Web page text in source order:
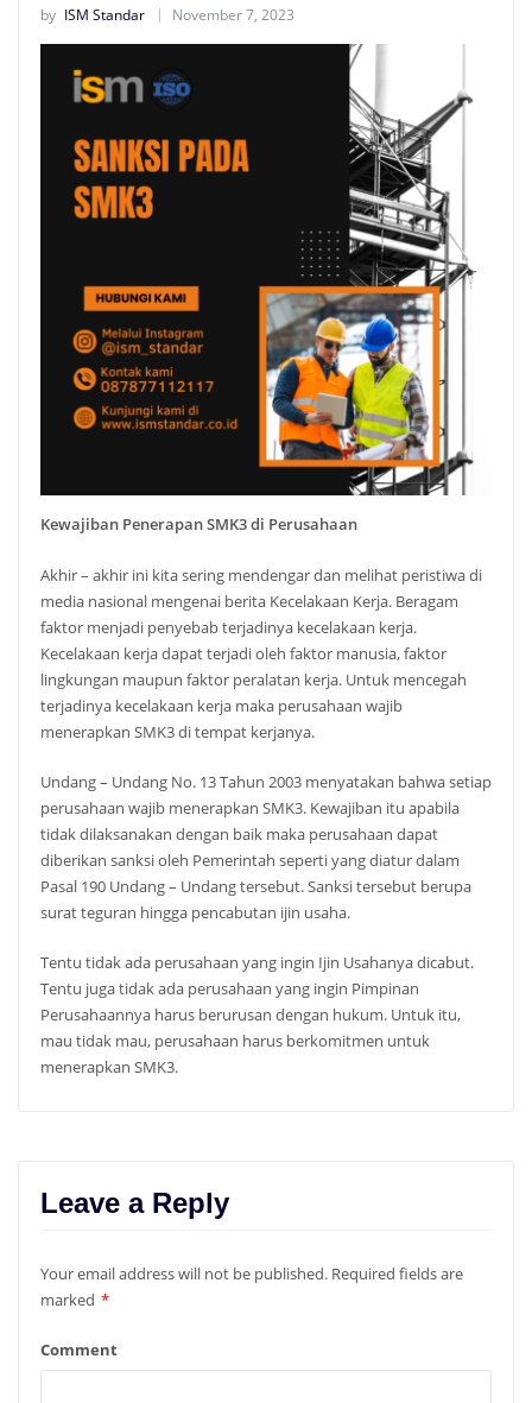
by ISM Standar November 7, 2023
Kewajiban Penerapan SMK3 di Perusahaan
Akhir – akhir ini kita sering mendengar dan melihat peristiwa di
media nasional mengenai berita Kecelakaan Kerja. Beragam
faktor menjadi penyebab terjadinya kecelakaan kerja.
Kecelakaan kerja dapat terjadi oleh faktor manusia, faktor
lingkungan maupun faktor peralatan kerja. Untuk mencegah
terjadinya kecelakaan kerja maka perusahaan wajib
menerapkan SMK3 di tempat kerjanya.
Undang – Undang No. 13 Tahun 2003 menyatakan bahwa setiap
perusahaan wajib menerapkan SMK3. Kewajiban itu apabila
tidak dilaksanakan dengan baik maka perusahaan dapat
diberikan sanksi oleh Pemerintah seperti yang diatur dalam
Pasal 190 Undang – Undang tersebut. Sanksi tersebut berupa
surat teguran hingga pencabutan ijin usaha.
Tentu tidak ada perusahaan yang ingin Ijin Usahanya dicabut.
Tentu juga tidak ada perusahaan yang ingin Pimpinan
Perusahaannya harus berurusan dengan hukum. Untuk itu,
mau tidak mau, perusahaan harus berkomitmen untuk
menerapkan SMK3.
Leave a Reply
Your email address will not be published. Required fields are
marked *
Comment